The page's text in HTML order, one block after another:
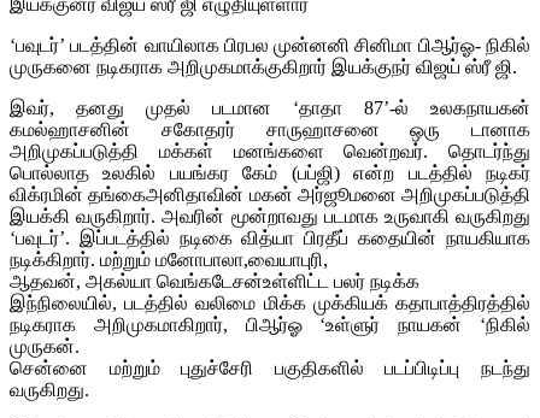
‘பவுடர்’ படத்தின் வாயிலாக பிரபல முன்னனி சினிமா பிஆர்ஓ- நிகில்
முருகனை நடிகராக அறிமுகமாக்குகிறார் இயக்குநர் விஜய் ஸ்ரீ ஜி.
இவர், தனது முதல் படமான ‘தாதா 87’-ல் உலகநாயகன்
கமல்ஹாசனின் சகோதரர் சாருஹாசனை ஒரு டானாக
அறிமுகப்படுத்தி மக்கள் மனங்களை வென்றவர். தொடர்ந்து
பொல்லாத உலகில் பயங்கர கேம் (பப்ஜி) என்ற படத்தில் நடிகர்
விக்ரமின் தங்கைஅனிதாவின் மகன் அர்ஜூமனை அறிமுகப்படுத்தி
இயக்கி வருகிறார். அவரின் மூன்றாவது படமாக உருவாகி வருகிறது
‘பவுடர்’. இப்படத்தில் நடிகை வித்யா பிரதீப் கதையின் நாயகியாக
நடிக்கிறார். மற்றும் மனோபாலா,வையாபுரி,
ஆதவன், அகல்யா வெங்கடேசன்உள்ளிட்ட பலர் நடிக்க
இந்நிலையில், படத்தில் வலிமை மிக்க முக்கியக் கதாபாத்திரத்தில்
நடிகராக அறிமுகமாகிறார், பிஆர்ஓ ‘உள்ளுர் நாயகன் ‘நிகில்
முருகன்.
சென்னை மற்றும் புதுச்சேரி பகுதிகளில் படப்பிடிப்பு நடந்து
வருகிறது.